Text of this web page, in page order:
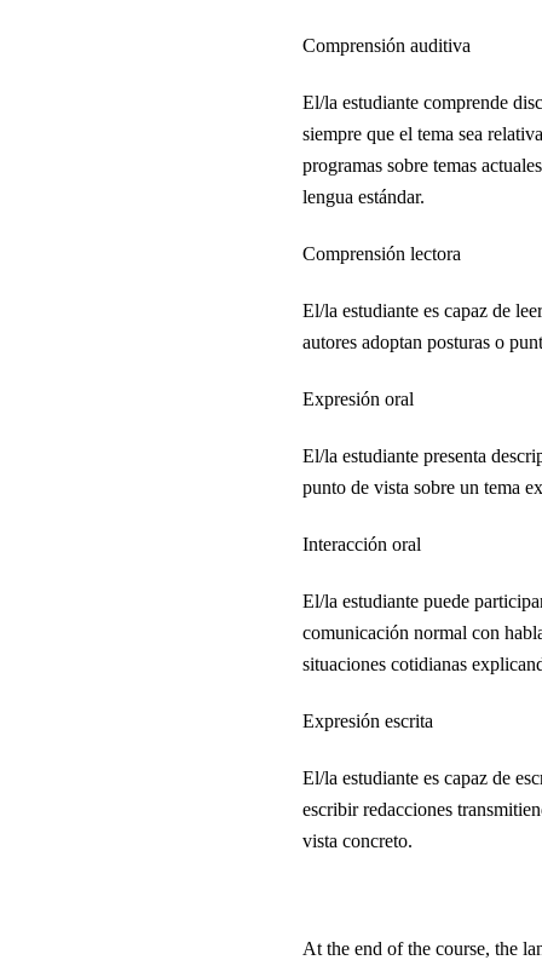
Comprensión auditiva
El/la estudiante comprende
siempre que el tema sea
programas sobre temas
lengua estándar.
Comprensión lectora
El/la estudiante es capaz de
autores adoptan posturas o
Expresión oral
El/la estudiante presenta
punto de vista sobre un tema
Interacción oral
El/la estudiante puede
comunicación normal con
situaciones cotidianas
Expresión escrita
El/la estudiante es capaz de
escribir redacciones
vista concreto.
At the end of the course, the